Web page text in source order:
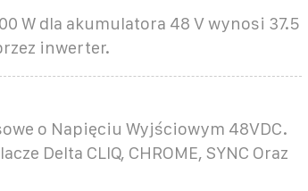
W dla akumulatora 48 V wynosi 37.5
inwerter.
o Napięciu Wyjściowym 48VDC.
Delta CLIQ, CHROME, SYNC Oraz